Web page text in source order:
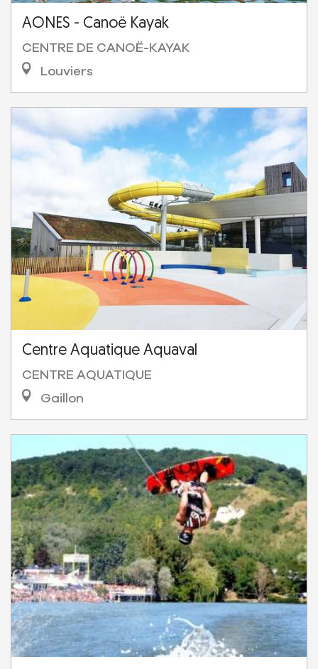
AONES - Canoë Kayak
CENTRE DE CANOË-KAYAK
Louviers
Centre Aquatique Aquaval
CENTRE AQUATIQUE
Gaillon